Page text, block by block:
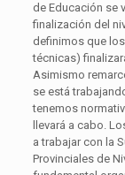
de Educación se
finalización del
definimos que
técnicas)
Asimismo
se está
tenemos
llevará a cabo.
a trabajar con la
Provinciales de